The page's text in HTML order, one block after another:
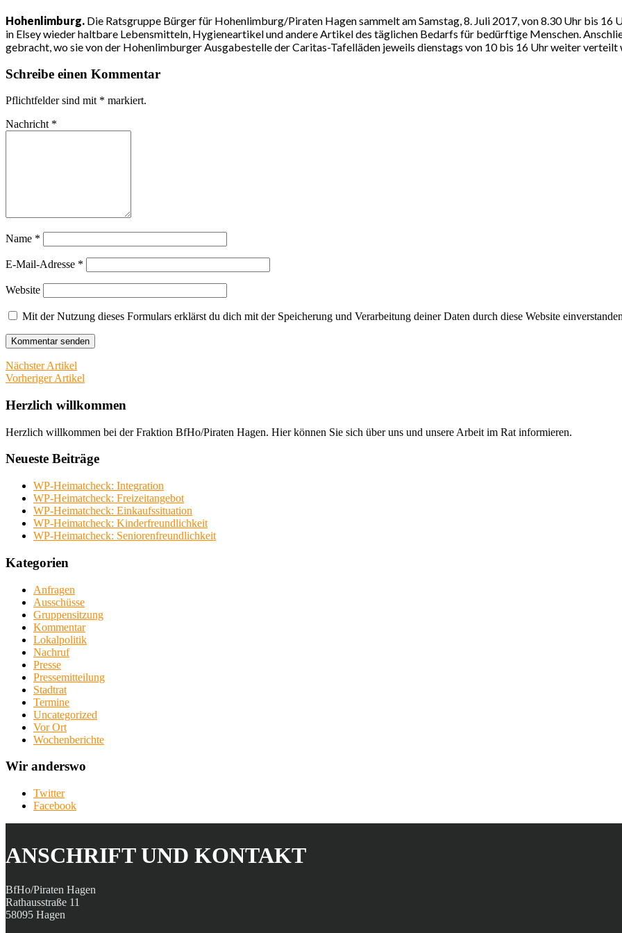
Hohenlimburg. Die Ratsgruppe Bürger für Hohenlimburg/Piraten Hagen sammelt am Samstag, 8. Juli 2017, von 8.30 Uhr bis
in Elsey wieder haltbare Lebensmitteln, Hygieneartikel und andere Artikel des täglichen Bedarfs für bedürftige Menschen.
gebracht, wo sie von der Hohenlimburger Ausgabestelle der Caritas-Tafelläden jeweils dienstags von 10 bis 16 Uhr weiter verteilt
Schreibe einen Kommentar
Pflichtfelder sind mit * markiert.
Nachricht *
Name *
E-Mail-Adresse *
Website
Mit der Nutzung dieses Formulars erklärst du dich mit der Speicherung und Verarbeitung deiner Daten durch diese Website
Nächster Artikel
Vorheriger Artikel
Herzlich willkommen
Herzlich willkommen bei der Fraktion BfHo/Piraten Hagen. Hier können Sie sich über uns und unsere Arbeit im Rat informieren.
Neueste Beiträge
WP-Heimatcheck: Integration
WP-Heimatcheck: Freizeitangebot
WP-Heimatcheck: Einkaufssituation
WP-Heimatcheck: Kinderfreundlichkeit
WP-Heimatcheck: Seniorenfreundlichkeit
Kategorien
Anfragen
Ausschüsse
Gruppensitzung
Kommentar
Lokalpolitik
Nachruf
Presse
Pressemitteilung
Stadtrat
Termine
Uncategorized
Vor Ort
Wochenberichte
Wir anderswo
Twitter
Facebook
ANSCHRIFT UND KONTAKT
BfHo/Piraten Hagen
Rathausstraße 11
58095 Hagen